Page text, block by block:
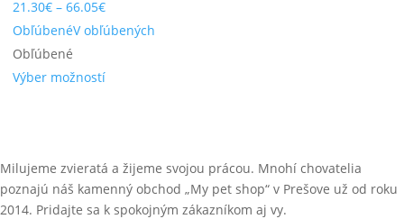
21.30€ – 66.05€
ObľúbenéV obľúbených
Obľúbené
Výber možností
Milujeme zvieratá a žijeme svojou prácou. Mnohí chovatelia
poznajú náš kamenný obchod „My pet shop“ v Prešove už od roku
2014. Pridajte sa k spokojným zákazníkom aj vy.